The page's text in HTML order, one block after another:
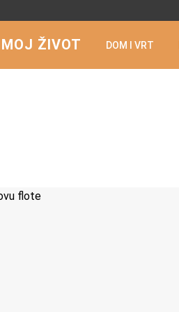
ŽIVOT DOM I VRT